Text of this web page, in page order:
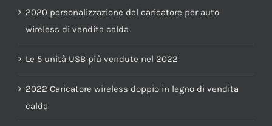
2020 personalizzazione del caricatore per auto
wireless di vendita calda
Le 5 unità USB più vendute nel 2022
2022 Caricatore wireless doppio in legno di vendita
calda